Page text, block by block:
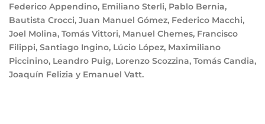
Federico Appendino, Emiliano Sterli, Pablo Bernia,
Bautista Crocci, Juan Manuel Gómez, Federico Macchi,
Joel Molina, Tomás Vittori, Manuel Chemes, Francisco
Filippi, Santiago Ingino, Lúcio López, Maximiliano
Piccinino, Leandro Puig, Lorenzo Scozzina, Tomás Candia,
Joaquín Felizia y Emanuel Vatt.